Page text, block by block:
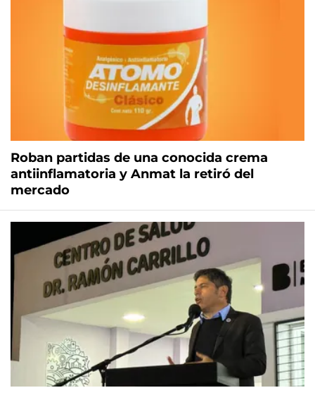
Roban partidas de una conocida crema
antiinflamatoria y Anmat la retiró del
mercado